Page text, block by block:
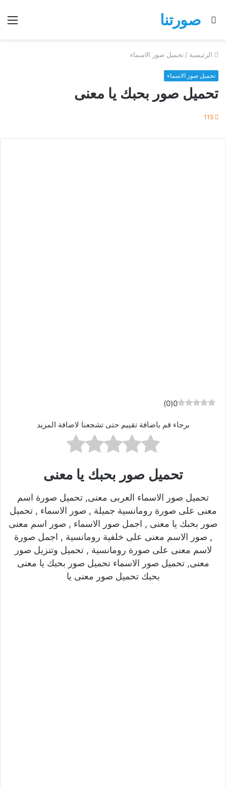
صورتنا
بحث
الرئيسية / تحميل صور الاسماء
تحميل صور الاسماء
تحميل صور بحبك يا معنى
115
0
(
0
)
برجاء قم باضافة تقييم حتى تشجعنا لاضافة المزيد
تحميل صور بحبك يا معنى
تحميل صور الاسماء العربى معنى, تحميل صورة اسم
معنى على صورة رومانسية جميلة , صور الاسماء , تحميل
صور بحبك يا معنى , اجمل صور الاسماء , صور اسم معنى
, صور الاسم معنى على خلفية رومانسية , اجمل صورة
لاسم معنى على صورة رومانسية , تحميل وتنزيل صور
معنى, تحميل صور الاسماء تحميل صور بحبك يا معنى
بحبك تحميل صور معنى يا